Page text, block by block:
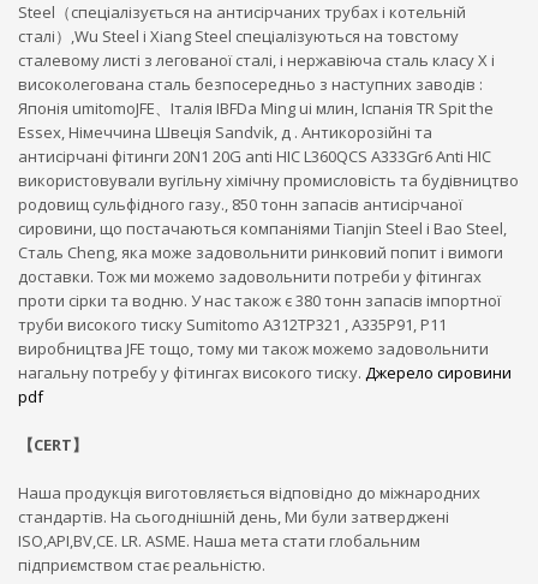
Steel（спеціалізується на антисірчаних трубах і котельній
сталі）,Wu Steel і Xiang Steel спеціалізуються на товстому
сталевому листі з легованої сталі, і нержавіюча сталь класу X і
високолегована сталь безпосередньо з наступних заводів :
Японія umitomoJFE、Італія IBFDa Ming ui млин, Іспанія TR Spit the
Essex, Німеччина Швеція Sandvik, д . Антикорозійні та
антисірчані фітинги 20N1 20G anti HIC L360QCS A333Gr6 Anti HIC
використовували вугільну хімічну промисловість та будівництво
родовищ сульфідного газу., 850 тонн запасів антисірчаної
сировини, що постачаються компаніями Tianjin Steel і Bao Steel,
Сталь Cheng, яка може задовольнити ринковий попит і вимоги
доставки. Тож ми можемо задовольнити потреби у фітингах
проти сірки та водню. У нас також є 380 тонн запасів імпортної
труби високого тиску Sumitomo A312TP321 , A335P91, P11
виробництва JFE тощо, тому ми також можемо задовольнити
нагальну потребу у фітингах високого тиску. Джерело сировини
pdf
【CERT】
Наша продукція виготовляється відповідно до міжнародних
стандартів. На сьогоднішній день, Ми були затверджені
ISO,API,BV,CE. LR. ASME. Наша мета стати глобальним
підприємством стає реальністю.